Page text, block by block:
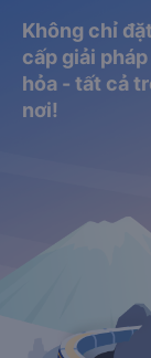
Không chỉ
cấp giải
hỏa - tất cả
nơi!